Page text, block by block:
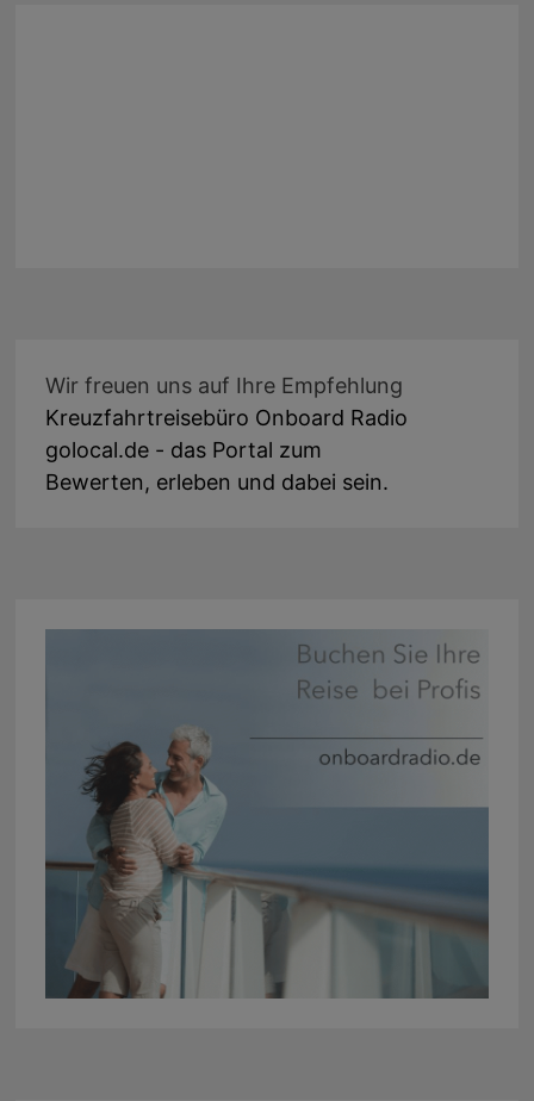
Wir freuen uns auf Ihre Empfehlung
Kreuzfahrtreisebüro Onboard Radio
golocal.de - das Portal zum
Bewerten, erleben und dabei sein.